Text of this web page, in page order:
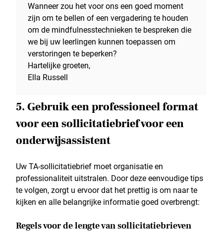
Wanneer zou het voor ons een goed moment
zijn om te bellen of een vergadering te houden
om de mindfulnesstechnieken te bespreken die
we bij uw leerlingen kunnen toepassen om
verstoringen te beperken?
Hartelijke groeten,
Ella Russell
5. Gebruik een professioneel format
voor een sollicitatiebrief voor een
onderwijsassistent
Uw TA-sollicitatiebrief moet organisatie en
professionaliteit uitstralen. Door deze eenvoudige tips
te volgen, zorgt u ervoor dat het prettig is om naar te
kijken en alle belangrijke informatie goed overbrengt:
Regels voor de lengte van sollicitatiebrieven